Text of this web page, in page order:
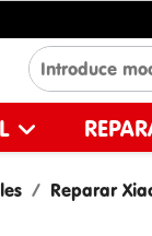
Reparar